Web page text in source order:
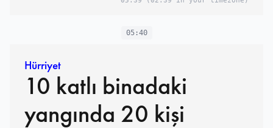
05:40
Hürriyet
10 katlı binadaki
yangında 20 kişi